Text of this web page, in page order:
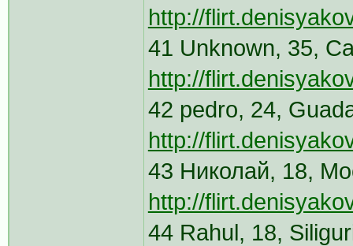
http://
41 Unknown, 35,
http://
42 pedro, 24,
http://
43 Николай, 18,
http://
44 Rahul, 18,